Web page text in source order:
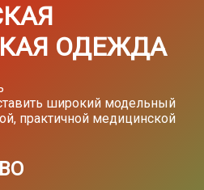
ОДЕЖДА
широкий модельный
практичной медицинской